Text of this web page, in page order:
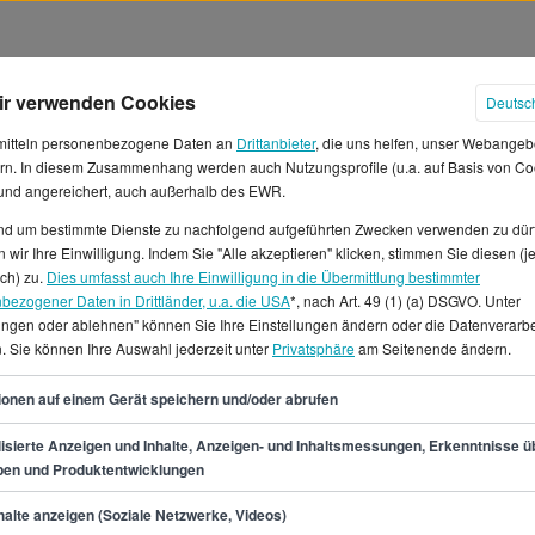
Erzieher, Sozialpädagoge (m/w/
mit geistiger Behinderung
für soziale Teilhabe Neustadt (Dosse) gGmbH
Vollzeit Erschienen: vor 3 Wochen Gehalt
Neustadt (Dosse) gGmbH
verwenden Cookies
personenbezogene Daten an Drittanbieter, die uns helfen, unser
In diesem Zusammenhang werden auch Nutzungsprofile (u.a. auf Basis von
angereichert, auch außerhalb des EWR.
um bestimmte Dienste zu nachfolgend aufgeführten Zwecken verwenden zu
wir Ihre Einwilligung. Indem Sie "Alle akzeptieren" klicken, stimmen Sie diesen
zu. Dies umfasst auch Ihre Einwilligung in die Übermittlung bestimmter
Daten in Drittländer, u.a. die USA*, nach Art. 49 (1) (a) DSGVO. Unter
oder ablehnen" können Sie Ihre Einstellungen ändern oder die
Sie können Ihre Auswahl jederzeit unter Privatsphäream Seitenende ändern.
auf einem Gerät speichern und/oder abrufen
Anzeigen und Inhalte, Anzeigen- und Inhaltsmessungen, Erkenntnisse
und Produktentwicklungen
anzeigen (Soziale Netzwerke, Videos)